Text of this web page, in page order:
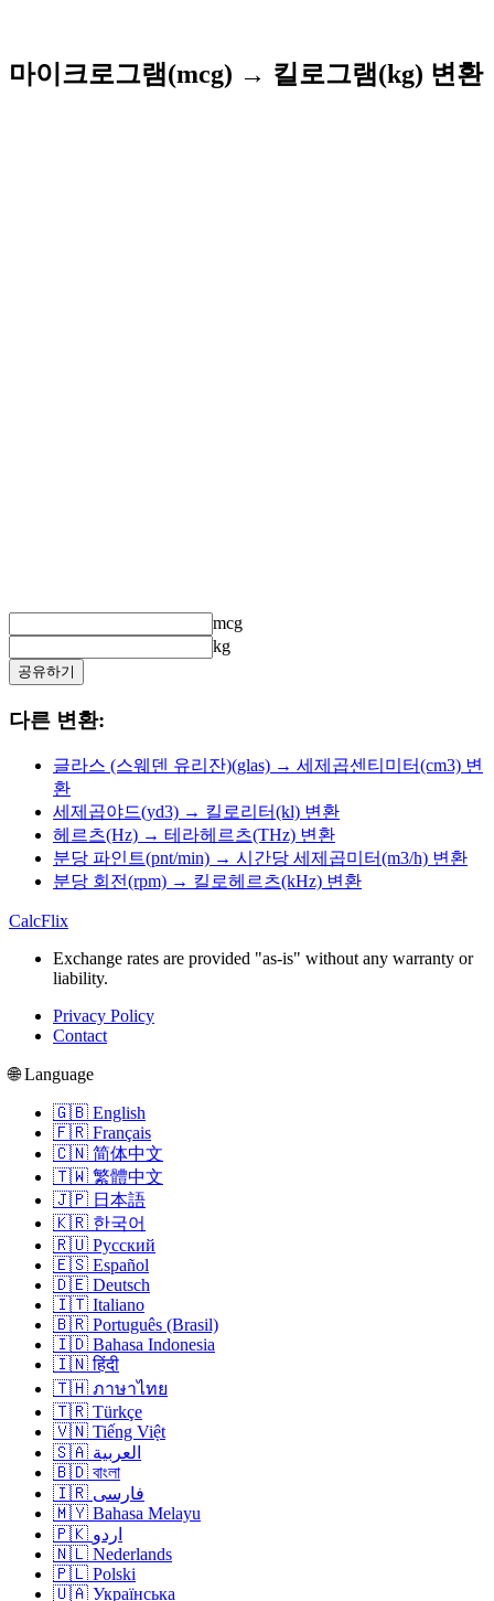
마이크로그램(mcg) → 킬로그램(kg) 변환
mcg
kg
공유하기
다른 변환:
글라스 (스웨덴 유리잔)(glas) → 세제곱센티미터(cm3) 변
환
세제곱야드(yd3) → 킬로리터(kl) 변환
헤르츠(Hz) → 테라헤르츠(THz) 변환
분당 파인트(pnt/min) → 시간당 세제곱미터(m3/h) 변환
분당 회전(rpm) → 킬로헤르츠(kHz) 변환
CalcFlix
Exchange rates are provided "as-is" without any warranty or
liability.
Privacy Policy
Contact
🌐 Language
🇬🇧 English
🇫🇷 Français
🇨🇳 简体中文
🇹🇼 繁體中文
🇯🇵 日本語
🇰🇷 한국어
🇷🇺 Русский
🇪🇸 Español
🇩🇪 Deutsch
🇮🇹 Italiano
🇧🇷 Português (Brasil)
🇮🇩 Bahasa Indonesia
🇮🇳 हिंदी
🇹🇭 ภาษาไทย
🇹🇷 Türkçe
🇻🇳 Tiếng Việt
🇸🇦 العربية
🇧🇩 বাংলা
🇮🇷 فارسی
🇲🇾 Bahasa Melayu
🇵🇰 اردو
🇳🇱 Nederlands
🇵🇱 Polski
🇺🇦 Українська